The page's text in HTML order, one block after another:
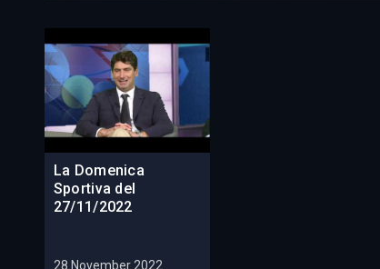
La Domenica
Sportiva del
27/11/2022
28 November 2022